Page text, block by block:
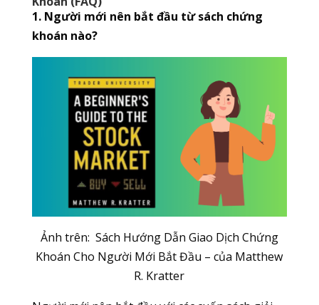
1. Người mới nên bắt đầu từ sách chứng
khoán nào?
Ảnh trên: Sách Hướng Dẫn Giao Dịch Chứng
Khoán Cho Người Mới Bắt Đầu – của Matthew
R. Kratter